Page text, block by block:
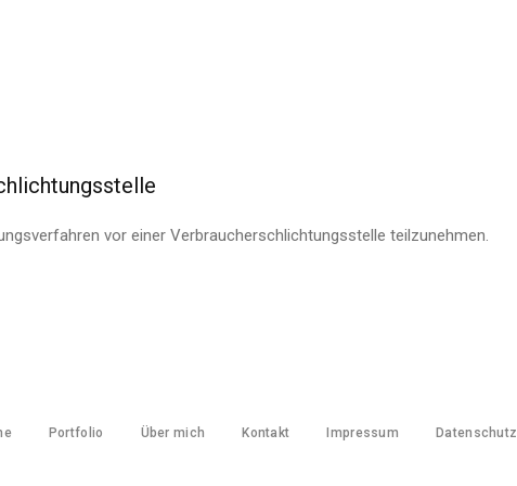
vor einer Verbraucherschlichtungsstelle teilzunehmen.
Portfolio Über mich Kontakt Impressum Datenschutz